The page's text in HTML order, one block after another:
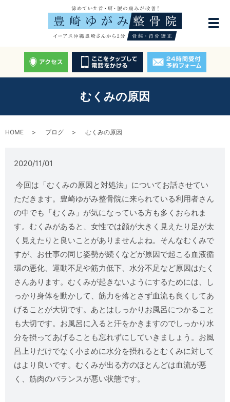
むくみの原因
HOME ブログ むくみの原因
2020/11/01
今回は「むくみの原因と対処法」についてお話させてい
ただきます。豊崎ゆがみ整骨院に来られている利用者さん
の中でも「むくみ」が気になっている方も多くおられま
す。むくみがあると、女性では顔が大きく見えたり足が太
く見えたりと良いことがありませんよね。そんなむくみで
すが、お仕事の同じ姿勢が続くなどが原因で起こる血液循
環の悪化、運動不足や筋力低下、水分不足など原因はたく
さんあります。むくみが起きないようにするためには、し
っかり身体を動かして、筋力を落とさず血流も良くしてあ
げることが大切です。あとはしっかりお風呂につかること
も大切です。お風呂に入ると汗をかきますのでしっかり水
分を摂ってあげることも忘れずにしていきましょう。お風
呂上りだけでなく小まめに水分を摂れるとむくみに対して
はより良いです。むくみが出る方のほとんどは血流が悪
く、筋肉のバランスが悪い状態です。